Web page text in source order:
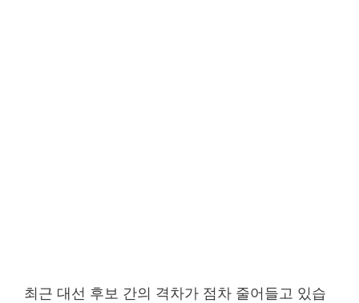
최근 대선 후보 간의 격차가 점차 줄어들고 있습